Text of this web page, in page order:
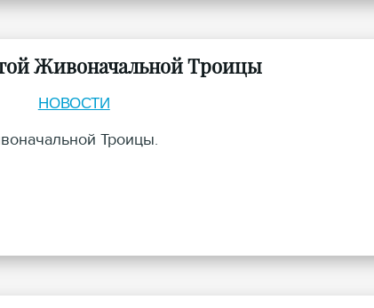
Живоначальной Троицы
НОВОСТИ
Троицы.